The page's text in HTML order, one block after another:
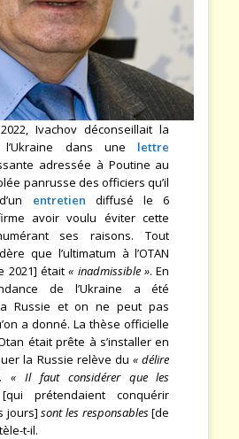
Ivachov déconseillait la
dans une lettre
adressée à Poutine au
panrusse des officiers qu’il
entretien diffusé le 6
avoir voulu éviter cette
ses raisons. Tout
que l’ultimatum à l’OTAN
2021] était« inadmissible ». En
de l’Ukraine a été
Russie et on ne peut pas
a donné. La thèse officielle
était prête à s’installer en
la Russie relève du« délire
.« Il faut considérer que les
prétendaient conquérir
jours]sont les responsables[de
t-il.